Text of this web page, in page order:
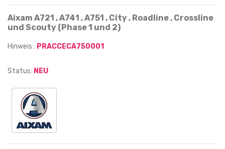
Aixam A721 , A741 , A751 , City , Roadline , Crossline
und Scouty (Phase 1 und 2)
Hinweis : PRACCECA750001
Status: NEU